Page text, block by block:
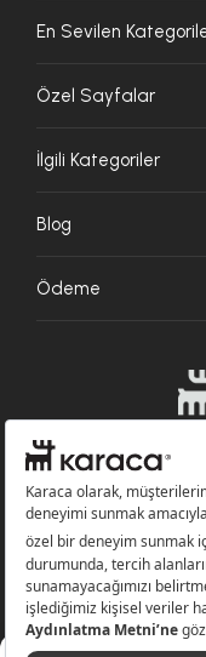
En Sevilen
Özel Sayfalar
İlgili Kategoriler
Blog
Ödeme
Karaca.com © 2026 -